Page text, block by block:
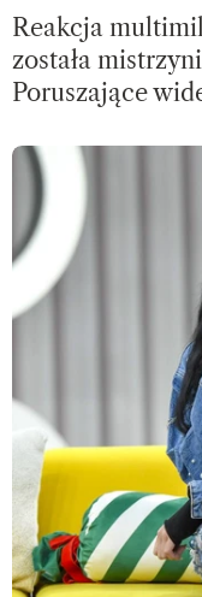
Reakcja
została
Poruszające